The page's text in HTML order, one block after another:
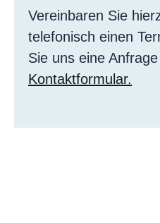
Vereinbaren Sie
telefonisch einen
Sie uns eine
Kontaktformular.